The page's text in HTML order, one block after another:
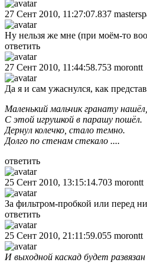
27 Сент 2010, 11:27:07.837
Ну нельзя же мне (при моём-то
ответить
27 Сент 2010, 11:44:58.753 morontt
Да я и сам ужаснулся, как
Маленький мальчик гранату нашёл,
С этой игрушкой в парашу пошёл.
Дернул колечко, стало темно.
Долго по стенам стекало ....
ответить
25 Сент 2010, 13:15:14.703 morontt
За фильтром-пробкой или перед
ответить
25 Сент 2010, 21:11:59.055 morontt
И выходной каскад будет